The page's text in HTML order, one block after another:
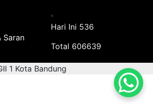
Saran
Hari Ini 536
Total 606639
1 Kota Bandung